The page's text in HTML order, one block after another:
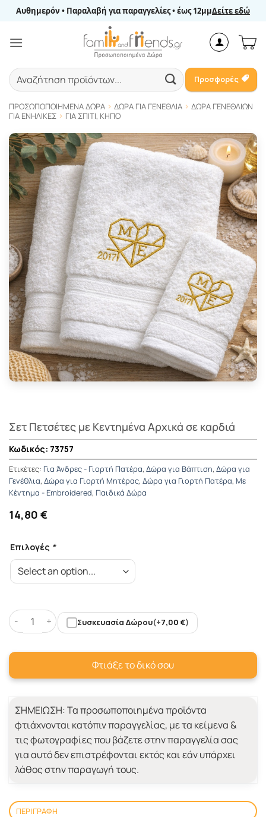
Μετάβαση
περιεχόμενο
Αυθημερόν • Παραλαβή για παραγγελίες • έως 12μμΔείτε εδώ
Αναζήτηση
για:
Προσφορές
ΠΡΟΣΩΠΟΠΟΙΗΜΈΝΑ ΔΏΡΑ ΔΏΡΑ ΓΙΑ ΓΕΝΈΘΛΙΑ
ΔΏΡΑ ΓΕΝΕΘΛΊΩΝ
ΓΙΑ ΕΝΉΛΙΚΕΣ
ΓΙΑ ΣΠΊΤΙ, ΚΉΠΟ
Σετ Πετσέτες με Κεντημένα Αρχικά σε καρδιά
73757
Ετικέτες: Για Άνδρες - Γιορτή Πατέρα, Δώρα για Βάπτιση, Δώρα για
Γενέθλια, Δώρα για Γιορτή Μητέρας, Δώρα για Γιορτή Πατέρα, Με
Κέντημα - Embroidered, Παιδικά Δώρα
14,80 €
Επιλογές *
Σετ Πετσέτες με Κεντημένα Αρχικά σε καρδιά ποσότητα
Συσκευασία Δώρου(+7,00 €)
Φτιάξε το δικό σου
ΣΗΜΕΙΩΣΗ:Τα προσωποποιημένα προϊόντα
φτιάχνονται κατόπιν παραγγελίας, με τα κείμενα &
τις φωτογραφίες που βάζετε στην παραγγελία σας
για αυτό δεν επιστρέφονται εκτός και εάν υπάρχει
λάθος στην παραγωγή τους.
ΠΕΡΙΓΡΑΦΉ